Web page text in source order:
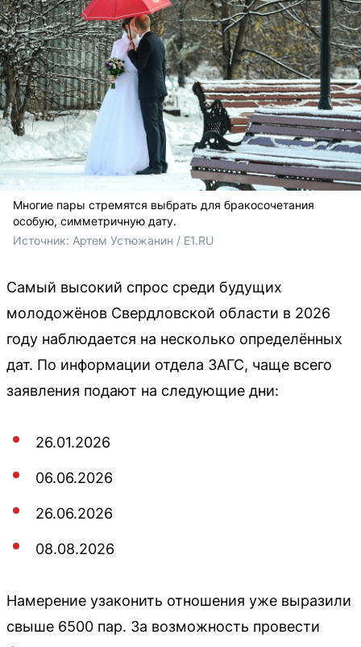
Многие пары стремятся выбрать для бракосочетания
особую, симметричную дату.
Источник: Артем Устюжанин / E1.RU
Самый высокий спрос среди будущих
молодожёнов Свердловской области в 2026
году наблюдается на несколько определённых
дат. По информации отдела ЗАГС, чаще всего
заявления подают на следующие дни:
26.01.2026
06.06.2026
26.06.2026
08.08.2026
Намерение узаконить отношения уже выразили
свыше 6500 пар. За возможность провести